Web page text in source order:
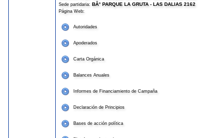
Sede partidaria: BÂ° PARQUE LA GRUTA - LAS DALIAS 2162
Página Web:
Autoridades
Apoderados
Carta Orgánica
Balances Anuales
Informes de Financiamiento de Campaña
Declaración de Principios
Bases de acción política